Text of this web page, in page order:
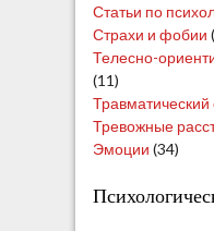
Статьи по
Страхи и фобии
Телесно-
(11)
Травматический
Тревожные
Эмоции (34)